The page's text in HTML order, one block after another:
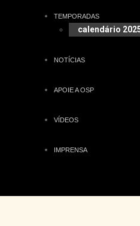
TEMPORADAS
calendário
NOTÍCIAS
APOIE A OSP
VÍDEOS
IMPRENSA